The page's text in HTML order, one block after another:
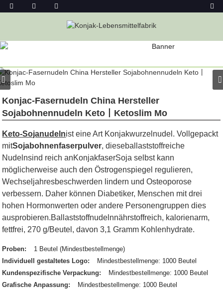
PRODUKT
Konjac-Fasernudeln China Hersteller
Sojabohnennudeln Keto丨Ketoslim Mo
Keto-Sojanudelnist eine Art Konjakwurzelnudel. Vollgepackt
mitSojabohnenfaserpulver, dieseballaststoffreiche
Nudelnsind reich anKonjakfaserSoja selbst kann
möglicherweise auch den Östrogenspiegel regulieren,
Wechseljahresbeschwerden lindern und Osteoporose
verbessern. Daher können Diabetiker, Menschen mit drei
hohen Hormonwerten oder andere Personengruppen dies
ausprobieren.Ballaststoffnudelnnährstoffreich, kalorienarm,
fettfrei, 270 g/Beutel, davon 3,1 Gramm Kohlenhydrate.
Proben:
1 Beutel (Mindestbestellmenge)
Individuell gestaltetes Logo:
Mindestbestellmenge: 1000 Beutel
Kundenspezifische Verpackung:
Mindestbestellmenge: 1000 Beutel
Grafische Anpassung:
Mindestbestellmenge: 1000 Beutel